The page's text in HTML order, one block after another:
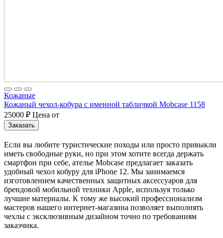
Кожаные
Кожаный чехол-кобура с именной табличкой Mobcase 1158
25000 ₽ Цена от
Заказать
Если вы любите туристические походы или просто привыкли
иметь свободные руки, но при этом хотите всегда держать
смартфон при себе, ателье Mobcase предлагает заказать
удобный чехол кобуру для iPhone 12. Мы занимаемся
изготовлением качественных защитных аксессуаров для
брендовой мобильной техники Apple, используя только
лучшие материалы. К тому же высокий профессионализм
мастеров нашего интернет-магазина позволяет выполнять
чехлы с эксклюзивным дизайном точно по требованиям
заказчика.